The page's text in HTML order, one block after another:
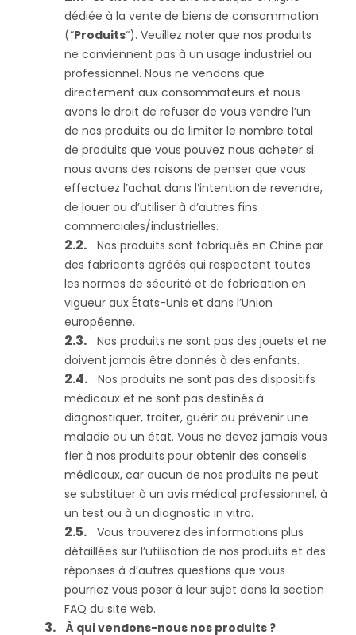
dédiée à la vente de biens de consommation
(“Produits“). Veuillez noter que nos produits
ne conviennent pas à un usage industriel ou
professionnel. Nous ne vendons que
directement aux consommateurs et nous
avons le droit de refuser de vous vendre l’un
de nos produits ou de limiter le nombre total
de produits que vous pouvez nous acheter si
nous avons des raisons de penser que vous
effectuez l’achat dans l’intention de revendre,
de louer ou d’utiliser à d’autres fins
commerciales/industrielles.
Nos produits sont fabriqués en Chine par
des fabricants agréés qui respectent toutes
les normes de sécurité et de fabrication en
vigueur aux États-Unis et dans l’Union
européenne.
Nos produits ne sont pas des jouets et ne
doivent jamais être donnés à des enfants.
Nos produits ne sont pas des dispositifs
médicaux et ne sont pas destinés à
diagnostiquer, traiter, guérir ou prévenir une
maladie ou un état. Vous ne devez jamais vous
fier à nos produits pour obtenir des conseils
médicaux, car aucun de nos produits ne peut
se substituer à un avis médical professionnel, à
un test ou à un diagnostic in vitro.
Vous trouverez des informations plus
détaillées sur l’utilisation de nos produits et des
réponses à d’autres questions que vous
pourriez vous poser à leur sujet dans la section
FAQ du site web.
À qui vendons-nous nos produits ?